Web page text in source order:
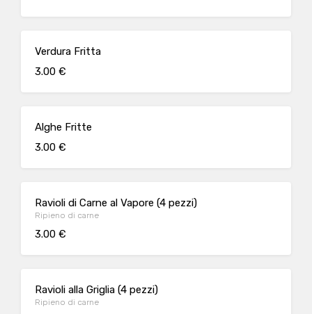
Verdura Fritta
3.00 €
Alghe Fritte
3.00 €
Ravioli di Carne al Vapore (4 pezzi)
Ripieno di carne
3.00 €
Ravioli alla Griglia (4 pezzi)
Ripieno di carne